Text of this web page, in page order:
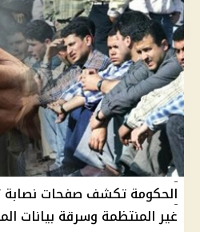
الحكومة تكشف صفحات نصابة
غير المنتظمة وسرقة بيانات